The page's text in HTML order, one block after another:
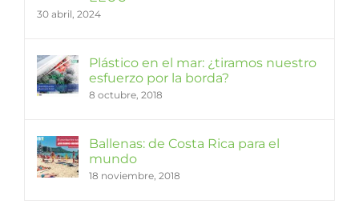
30 abril, 2024
Plástico en el mar: ¿tiramos nuestro
esfuerzo por la borda?
8 octubre, 2018
Ballenas: de Costa Rica para el
mundo
18 noviembre, 2018